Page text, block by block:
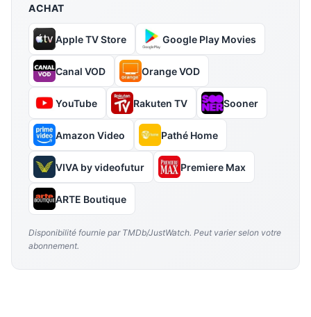
ACHAT
Apple TV Store Google Play Movies
Canal VOD Orange VOD
YouTube Rakuten TV Sooner
Amazon Video Pathé Home
VIVA by videofutur Premiere Max
ARTE Boutique
Disponibilité fournie par TMDb/JustWatch. Peut varier selon votre
abonnement.